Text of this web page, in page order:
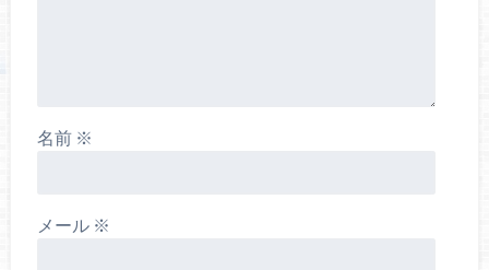
名前 ※
メール ※